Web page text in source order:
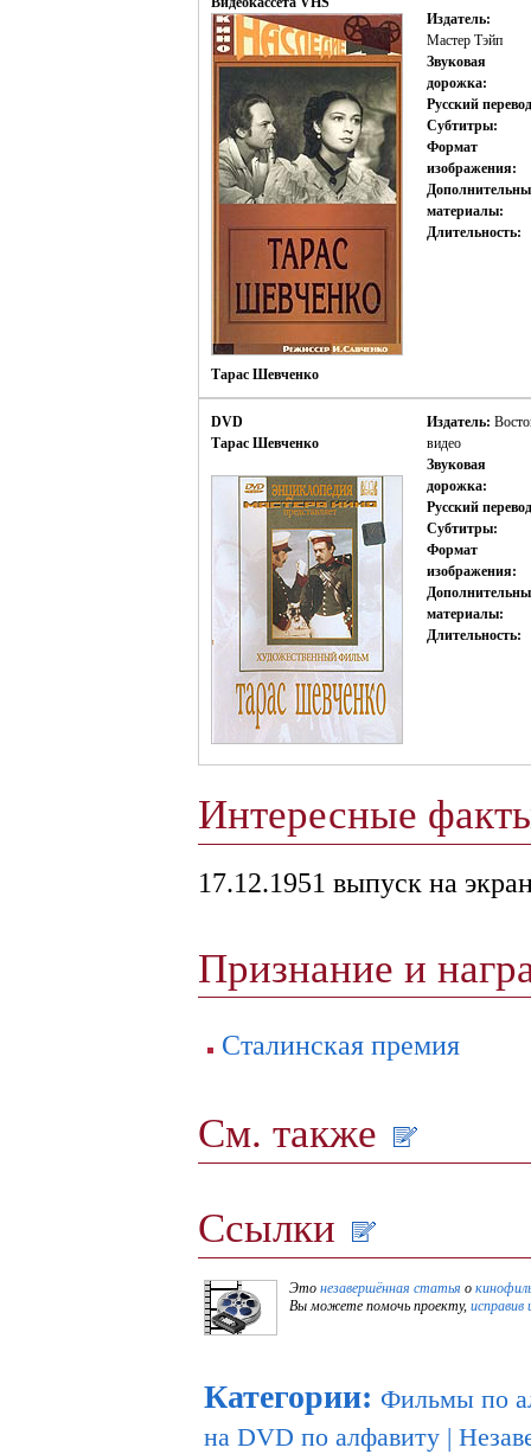
Тарас Шевченко
Издатель:
Мастер Тэйп
Звуковая
дорожка:
Русский
Субтитры:
Формат
изображения:
материалы:
Длительность:
DVD
Тарас Шевченко
Издатель:
видео
Звуковая
дорожка:
Русский
Субтитры:
Формат
изображения:
материалы:
Длительность:
Интересные
17.12.1951 выпуск на
Признание и
Сталинская премия
См. также
Ссылки
Это незавершённая статья о
Вы можете помочь проекту, исправив
Категории: Фильмы по
на DVD по алфавиту |